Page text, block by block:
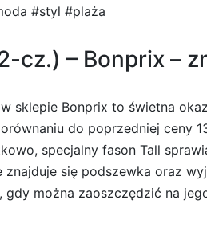
#styl #plaża
cz.) – Bonprix –
Bonprix to świetna
do poprzedniej ceny
specjalny fason Tall
się podszewka oraz
można zaoszczędzić na